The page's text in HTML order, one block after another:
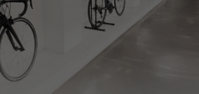
페이코 ID로